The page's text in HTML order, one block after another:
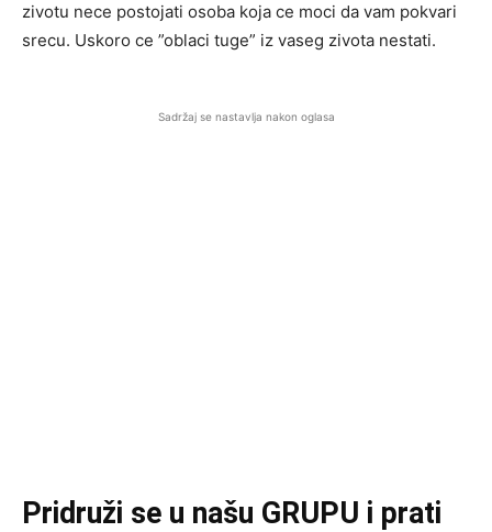
zivotu nece postojati osoba koja ce moci da vam pokvari
srecu. Uskoro ce ”oblaci tuge” iz vaseg zivota nestati.
Sadržaj se nastavlja nakon oglasa
Pridruži se u našu GRUPU i prati